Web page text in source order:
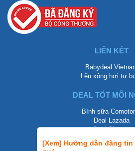
[Xem] Hưỡng dẫn đăng tin
LIÊN KẾT
Babydeal
Lều xông hơi tự
DEAL TỐT MỖI
Bình sữa
Deal Lazada
Deal Shopee
LIÊN HỆ